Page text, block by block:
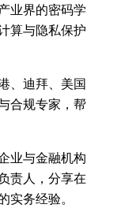
业界的密码学
算与隐私保护
、迪拜、美国
合规专家，帮
业与金融机构
责人，分享在
务经验。